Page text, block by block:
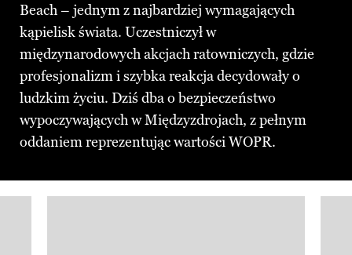
Beach – jednym z najbardziej wymagających
kąpielisk świata. Uczestniczył w
międzynarodowych akcjach ratowniczych, gdzie
profesjonalizm i szybka reakcja decydowały o
ludzkim życiu. Dziś dba o bezpieczeństwo
wypoczywających w Międzyzdrojach, z pełnym
oddaniem reprezentując wartości WOPR.